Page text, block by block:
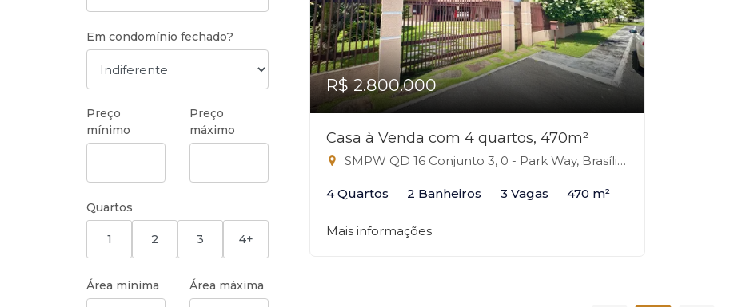
Em condomínio fechado?
Preço
mínimo
Preço
máximo
Quartos
1 2 3 4+
Área mínima Área máxima
R$ 2.800.000
Casa à Venda com 4 quartos, 470m²
SMPW QD 16 Conjunto 3, 0 - Park Way, Brasília-DF
4 Quartos 2 Banheiros 3 Vagas 470 m²
Mais informações